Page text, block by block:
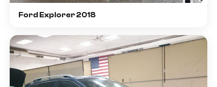
Ford Explorer 2018